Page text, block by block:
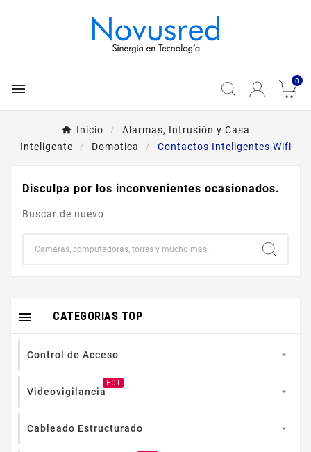
 0
Inicio
Alarmas, Intrusión y Casa
Inteligente
Domotica Contactos Inteligentes Wifi
Disculpa por los inconvenientes ocasionados.
Buscar de nuevo
CATEGORIAS TOP

Control de Acceso 
Videovigilancia
HOT

Cableado Estructurado 